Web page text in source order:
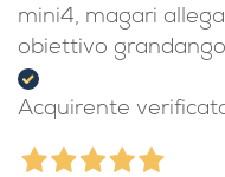
mini4, magari
obiettivo
Acquirente